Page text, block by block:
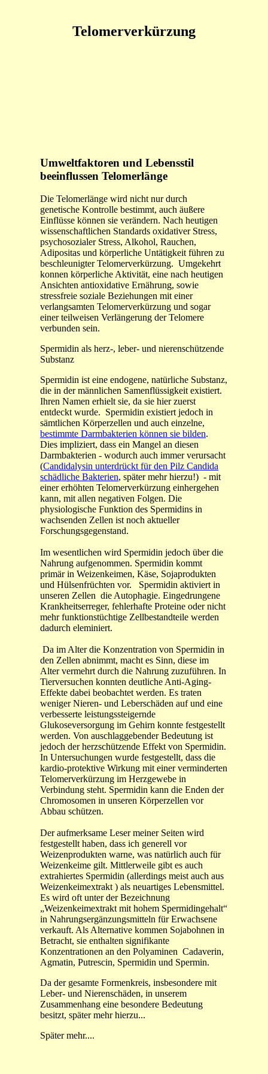
Telomerverkürzung
Umweltfaktoren und Lebensstil
beeinflussen Telomerlänge
Die Telomerlänge wird nicht nur durch
genetische Kontrolle bestimmt, auch äußere
Einflüsse können sie verändern. Nach heutigen
wissenschaftlichen Standards oxidativer Stress,
psychosozialer Stress, Alkohol, Rauchen,
Adipositas und körperliche Untätigkeit führen zu
beschleunigter Telomerverkürzung. Umgekehrt
konnen körperliche Aktivität, eine nach heutigen
Ansichten antioxidative Ernährung, sowie
stressfreie soziale Beziehungen mit einer
verlangsamten Telomerverkürzung und sogar
einer teilweisen Verlängerung der Telomere
verbunden sein.
Spermidin als herz-, leber- und nierenschützende
Substanz
Spermidin ist eine endogene, natürliche Substanz,
die in der männlichen Samenflüssigkeit existiert.
Ihren Namen erhielt sie, da sie hier zuerst
entdeckt wurde. Spermidin existiert jedoch in
sämtlichen Körperzellen und auch einzelne,
bestimmte Darmbakterien können sie bilden.
Dies impliziert, dass ein Mangel an diesen
Darmbakterien - wodurch auch immer verursacht
(Candidalysin unterdrückt für den Pilz Candida
schädliche Bakterien, später mehr hierzu!) - mit
einer erhöhten Telomerverkürzung einhergehen
kann, mit allen negativen Folgen. Die
physiologische Funktion des Spermidins in
wachsenden Zellen ist noch aktueller
Forschungsgegenstand.
Im wesentlichen wird Spermidin jedoch über die
Nahrung aufgenommen. Spermidin kommt
primär in Weizenkeimen, Käse, Sojaprodukten
und Hülsenfrüchten vor. Spermidin aktiviert in
unseren Zellen die Autophagie. Eingedrungene
Krankheitserreger, fehlerhafte Proteine oder nicht
mehr funktionstüchtige Zellbestandteile werden
dadurch eleminiert.
Da im Alter die Konzentration von Spermidin in
den Zellen abnimmt, macht es Sinn, diese im
Alter vermehrt durch die Nahrung zuzuführen. In
Tierversuchen konnten deutliche Anti-Aging-
Effekte dabei beobachtet werden. Es traten
weniger Nieren- und Leberschäden auf und eine
verbesserte leistungssteigernde
Glukoseversorgung im Gehirn konnte festgestellt
werden. Von auschlaggebender Bedeutung ist
jedoch der herzschützende Effekt von Spermidin.
In Untersuchungen wurde festgestellt, dass die
kardio-protektive Wirkung mit einer verminderten
Telomerverkürzung im Herzgewebe in
Verbindung steht. Spermidin kann die Enden der
Chromosomen in unseren Körperzellen vor
Abbau schützen.
Der aufmerksame Leser meiner Seiten wird
festgestellt haben, dass ich generell vor
Weizenprodukten warne, was natürlich auch für
Weizenkeime gilt. Mittlerweile gibt es auch
extrahiertes Spermidin (allerdings meist auch aus
Weizenkeimextrakt ) als neuartiges Lebensmittel.
Es wird oft unter der Bezeichnung
„Weizenkeimextrakt mit hohem Spermidingehalt“
in Nahrungsergänzungsmitteln für Erwachsene
verkauft. Als Alternative kommen Sojabohnen in
Betracht, sie enthalten signifikante
Konzentrationen an den Polyaminen Cadaverin,
Agmatin, Putrescin, Spermidin und Spermin.
Da der gesamte Formenkreis, insbesondere mit
Leber- und Nierenschäden, in unserem
Zusammenhang eine besondere Bedeutung
besitzt, später mehr hierzu...
Später mehr....